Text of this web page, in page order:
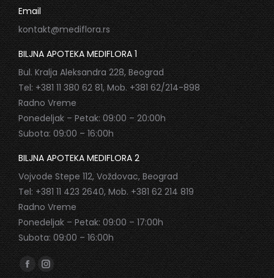
Email
kontakt@mediflora.rs
BILJNA APOTEKA MEDIFLORA 1
Bul. Kralja Aleksandra 228, Beograd
Tel: +381 11 380 62 81, Mob. +381 62/214-898
Radno Vreme
Ponedeljak – Petak: 09:00 – 20:00h
Subota: 09:00 – 16:00h
BILJNA APOTEKA MEDIFLORA 2
Vojvode Stepe 112, Voždovac, Beograd
Tel: +381 11 423 2640, Mob. +381 62 214 819
Radno Vreme
Ponedeljak – Petak: 09:00 – 17:00h
Subota: 09:00 – 16:00h
Find us on:
Facebook
Instagram